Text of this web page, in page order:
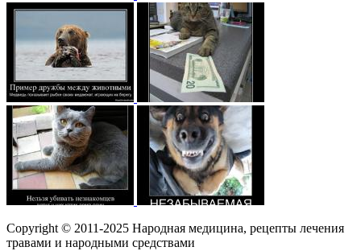
Copyright © 2011-2025 Народная медицина, рецепты лечения
травами и народными средствами